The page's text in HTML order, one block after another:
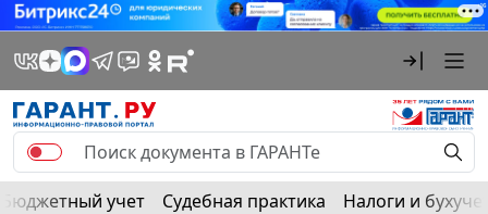
Бюджетный учет Судебная практика Налоги и